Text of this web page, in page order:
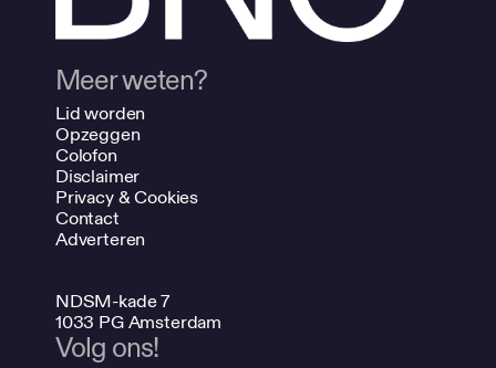
Meer weten?
Lid worden
Opzeggen
Colofon
Disclaimer
Privacy & Cookies
Contact
Adverteren
NDSM-kade 7
1033 PG Amsterdam
Volg ons!